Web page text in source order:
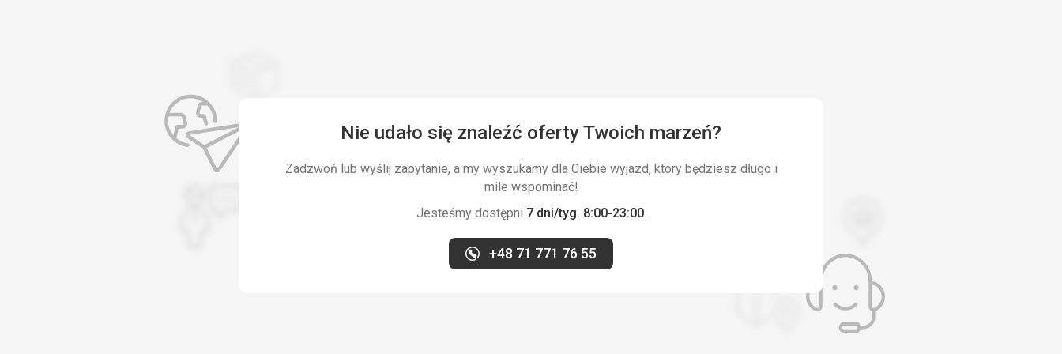
Nie udało się znaleźć oferty Twoich marzeń?
Zadzwoń lub wyślij zapytanie, a my wyszukamy dla Ciebie wyjazd, który będziesz długo i
mile wspominać!
Jesteśmy dostępni 7 dni/tyg. 8:00-23:00.
+48 71 771 76 55